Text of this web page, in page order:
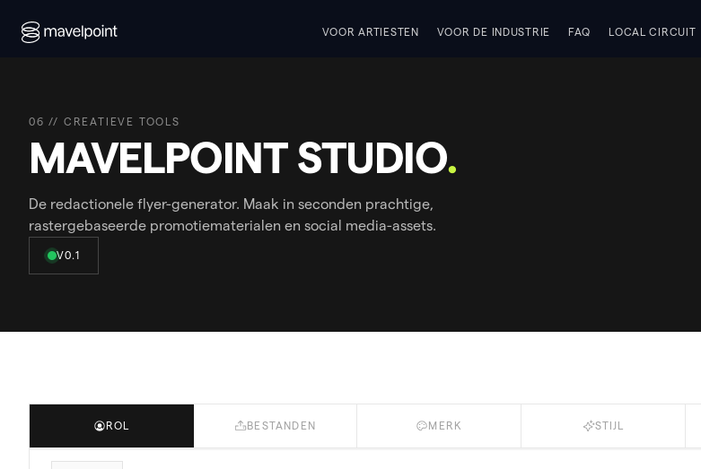
VOOR ARTIESTEN VOOR DE INDUSTRIE FAQ LOCAL CIRCUIT
06 // CREATIEVE TOOLS
MAVELPOINT STUDIO.
De redactionele flyer-generator. Maak in seconden prachtige,
rastergebaseerde promotiematerialen en social media-assets.
V0.1
ROL BESTANDEN MERK STIJL